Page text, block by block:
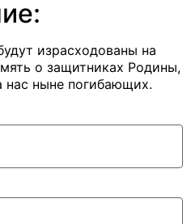
израсходованы на
о защитниках Родины,
ныне погибающих.